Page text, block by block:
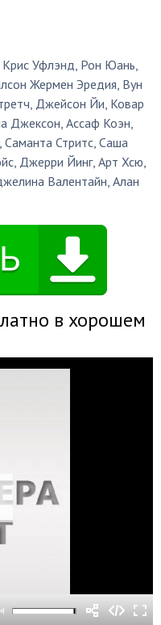
Крис Уфлэнд, Рон Юань,
Жермен Эредия, Вун
, Джейсон Йи, Ковар
Джексон,Ассаф Коэн,
,Саманта Стритс,Саша
, Джерри Йинг,Арт Хсю,
Валентайн,Алан
в хорошем